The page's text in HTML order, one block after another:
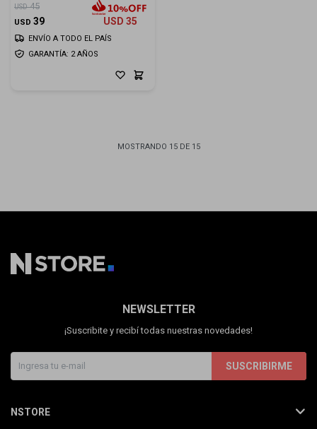
USD 45
USD 39 USD 35
GARANTÍA: 2 AÑOS
ENVÍO A TODO EL PAÍS
MOSTRANDO 15DE 15
NEWSLETTER
¡Suscribite y recibí todas nuestras novedades!
SUSCRIBIRME
NSTORE